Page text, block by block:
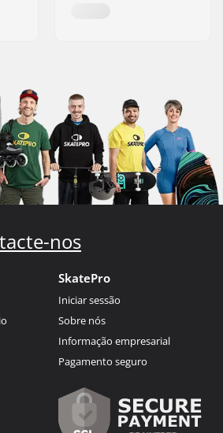
nos
SkatePro
Iniciar sessão
Sobre nós
Informação empresarial
Pagamento seguro